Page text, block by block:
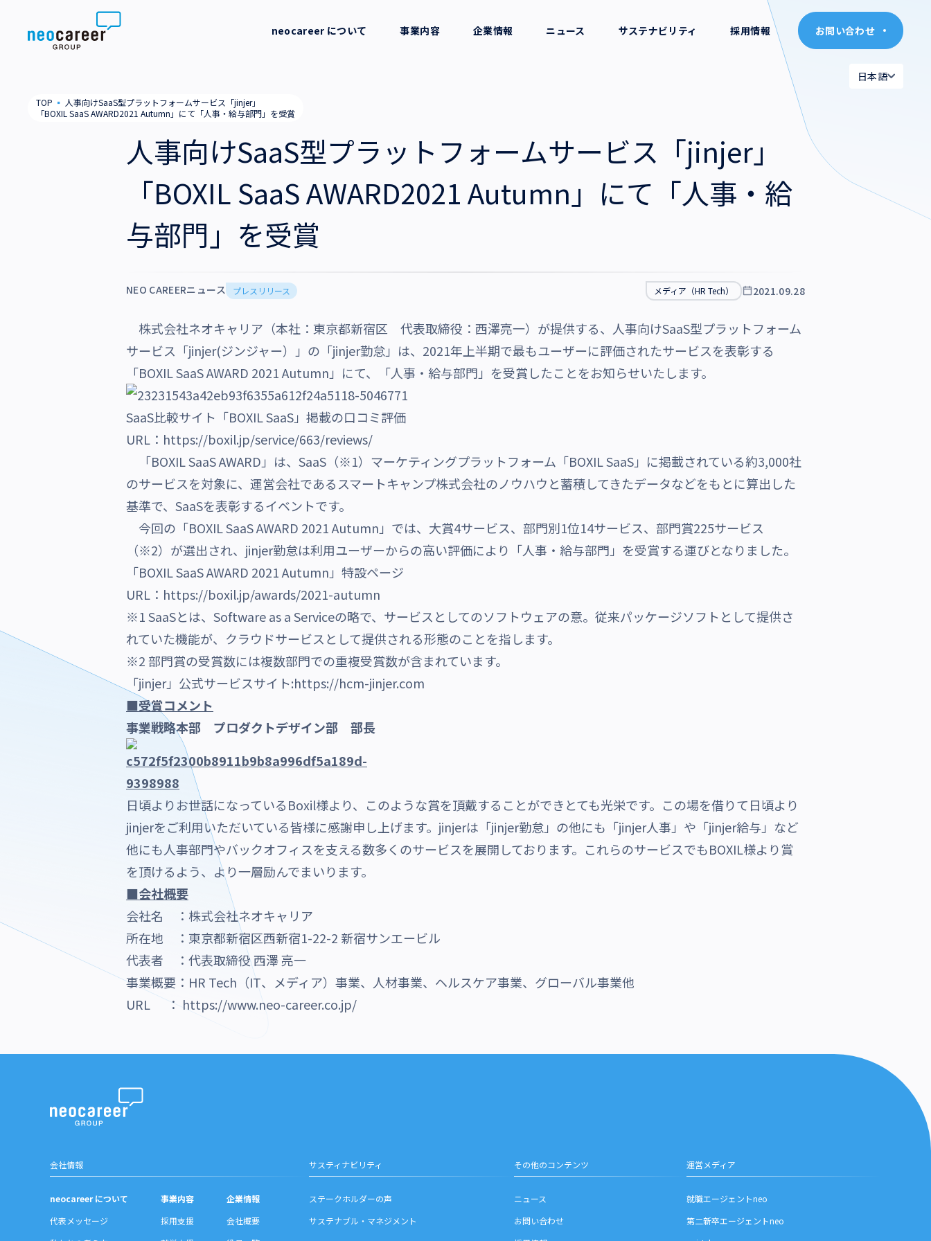
お問い合わせ
日本語
代表メッセージ
事業内容
neocareer について 事業内容 企業情報
拠点一覧
ニュース サステナビリティ 採用情報 お問い合わせ
日本語
TOP ▪ 人事向けSaaS型プラットフォームサービス「jinjer」
「BOXIL SaaS AWARD2021 Autumn」にて「人事・給与部門」を受賞
人事向けSaaS型プラットフォームサービス「jinjer」
「BOXIL SaaS AWARD2021 Autumn」にて「人事・給
与部門」を受賞
NEO CAREERニュース プレスリリース メディア（HR Tech） 2021.09.28
株式会社ネオキャリア（本社：東京都新宿区 代表取締役：西澤亮一）が提供する、人事向けSaaS型プラットフォーム
サービス「jinjer(ジンジャー）」の「jinjer勤怠」は、2021年上半期で最もユーザーに評価されたサービスを表彰する
「BOXIL SaaS AWARD 2021 Autumn」にて、「人事・給与部門」を受賞したことをお知らせいたします。
SaaS比較サイト「BOXIL SaaS」掲載の口コミ評価
URL： https://boxil.jp/service/663/reviews/
「BOXIL SaaS AWARD」は、SaaS（※1）マーケティングプラットフォーム「BOXIL SaaS」に掲載されている約3,000社
のサービスを対象に、運営会社であるスマートキャンプ株式会社のノウハウと蓄積してきたデータなどをもとに算出した
基準で、SaaSを表彰するイベントです。
今回の「BOXIL SaaS AWARD 2021 Autumn」では、大賞4サービス、部門別1位14サービス、部門賞225サービス
（※2）が選出され、jinjer勤怠は利用ユーザーからの高い評価により「人事・給与部門」を受賞する運びとなりました。
「BOXIL SaaS AWARD 2021 Autumn」特設ページ
URL： https://boxil.jp/awards/2021-autumn
※1 SaaSとは、Software as a Serviceの略で、サービスとしてのソフトウェアの意。従来パッケージソフトとして提供さ
れていた機能が、クラウドサービスとして提供される形態のことを指します。
※2 部門賞の受賞数には複数部門での重複受賞数が含まれています。
「jinjer」公式サービスサイト:https://hcm-jinjer.com
■受賞コメント
事業戦略本部 プロダクトデザイン部 部長
日頃よりお世話になっているBoxil様より、このような賞を頂戴することができとても光栄です。この場を借りて日頃より
jinjerをご利用いただいている皆様に感謝申し上げます。jinjerは「jinjer勤怠」の他にも「jinjer人事」や「jinjer給与」など
他にも人事部門やバックオフィスを支える数多くのサービスを展開しております。これらのサービスでもBOXIL様より賞
を頂けるよう、より一層励んでまいります。
■会社概要
会社名 ：株式会社ネオキャリア
所在地 ：東京都新宿区西新宿1-22-2 新宿サンエービル
代表者 ：代表取締役 西澤 亮一
事業概要：HR Tech（IT、メディア）事業、人材事業、ヘルスケア事業、グローバル事業他
URL ： https://www.neo-career.co.jp/
会社情報
neocareer について
代表メッセージ
事業内容
採用支援
企業情報
会社概要
サスティナビリティ
ステークホルダーの声
サステナブル・マネジメント
その他のコンテンツ
ニュース
お問い合わせ
運営メディア
就職エージェントneo
第二新卒エージェントneo